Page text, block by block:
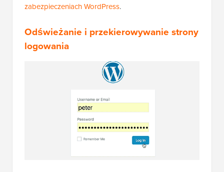
zabezpieczeniach WordPress.
Odświeżanie i przekierowywanie strony
logowania